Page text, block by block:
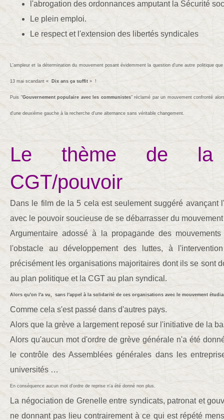
l'abrogation des ordonnances amputant la Sécurité
Le plein emploi.
Le respect et l'extension des libertés syndicales
L'ampleur et la détermination du mouvement posant évidemment la question d'une autre politique
13 mai scandant « Dix ans ça suffit » !
Puis "Gouvernement populaire avec les communistes" réclamé par un mouvement confronté
d'une deuxième gauche à la recherche d'une alternance sans véritable changement.
Le thème de la
CGT/pouvoir
Dans le film de la 5 cela est seulement suggéré avançant
avec le pouvoir soucieuse de se débarrasser du
Argumentaire adossé à la propagande des
l'obstacle au développement des luttes, à
précisément les organisations majoritaires dont ils se sont
au plan politique et la CGT au plan syndical.
Alors qu'on l'a vu, sans l'appel à la solidarité de ces organisations avec le mouvement
Comme cela s'est passé dans d'autres pays.
Alors que la grève a largement reposé sur l'initiative de la
Alors qu'aucun mot d'ordre de grève générale n'a été
le contrôle des Assemblées générales dans les
universités …
En conséquence aucun mot d'ordre de reprise n'a été donné non plus.
La négociation de Grenelle entre syndicats, patronat et
ne donnant pas lieu contrairement à ce qui est répété